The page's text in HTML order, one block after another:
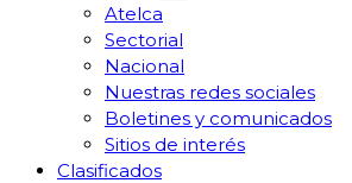
Atelca
Sectorial
Nacional
Nuestras redes sociales
Boletines y comunicados
Sitios de interés
Clasificados